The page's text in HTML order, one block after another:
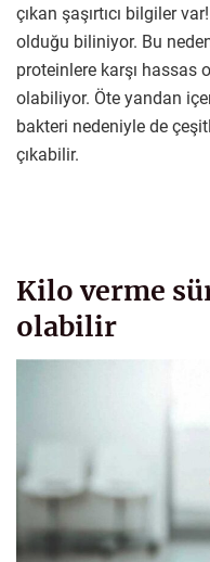
çıkan şaşırtıcı bilgiler
olduğu biliniyor. Bu
proteinlere karşı hassas
olabiliyor. Öte yandan
bakteri nedeniyle de
çıkabilir.
Kilo verme
olabilir